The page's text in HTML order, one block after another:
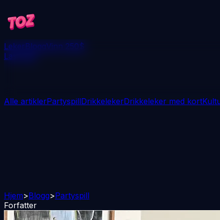
LekerBloggVinn 250$
Last ned
Alle artiklerPartyspillDrikkelekerDrikkeleker med kort
Hjem>Blogg>Partyspill
Forfatter